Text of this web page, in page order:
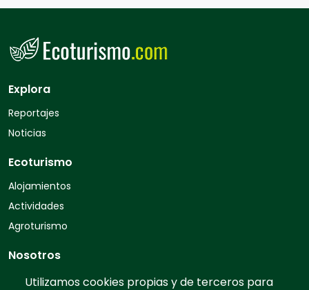
Utilizamos cookies propias y de terceros para
Explora
Reportajes
Noticias
Ecoturismo
Alojamientos
Actividades
Agroturismo
Nosotros
Quiénes somos